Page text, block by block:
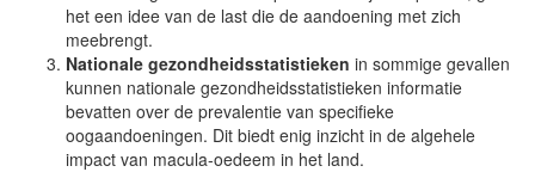
het een idee van de last die de aandoening met zich
meebrengt.
Nationale gezondheidsstatistieken in sommige gevallen
kunnen nationale gezondheidsstatistieken informatie
bevatten over de prevalentie van specifieke
oogaandoeningen. Dit biedt enig inzicht in de algehele
impact van macula-oedeem in het land.